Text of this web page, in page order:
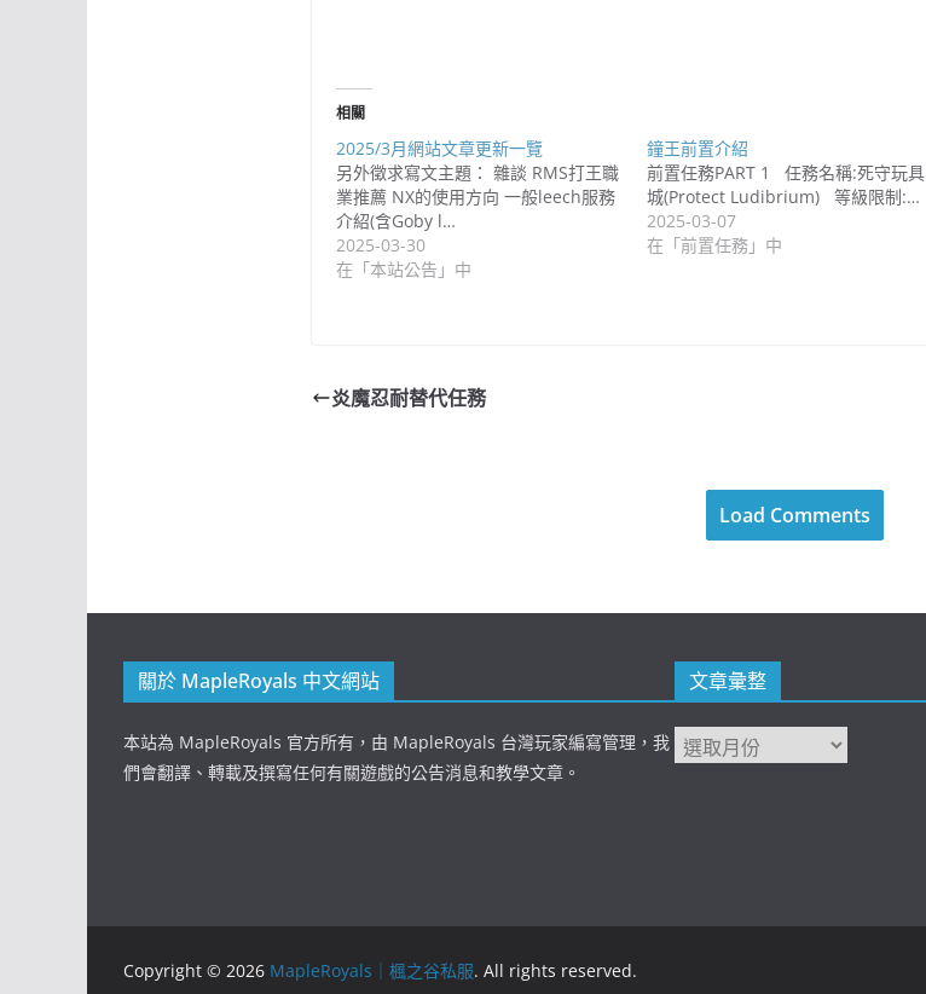
相關
2025/3月網站文章更新一覽
另外徵求寫文主題： 雜談 RMS打王職
業推薦 NX的使用方向 一般leech服務
介紹(含Goby l…
2025-03-30
在「本站公告」中
鐘王前置介紹
前置任務PART 1 任務名稱:死守玩具
城(Protect Ludibrium) 等級限制:…
2025-03-07
在「前置任務」中
炎魔忍耐替代任務
Load Comments
關於 MapleRoyals 中文網站
本站為 MapleRoyals 官方所有，由 MapleRoyals 台灣玩家編寫管理，我
們會翻譯、轉載及撰寫任何有關遊戲的公告消息和教學文章。
文章彙整
Copyright © 2026 MapleRoyals｜楓之谷私服. All rights reserved.